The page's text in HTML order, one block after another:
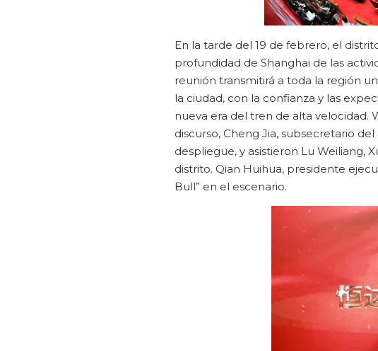
En la tarde del 19 de febrero, el
profundidad de Shanghai de las
reunión transmitirá a toda la región
la ciudad, con la confianza y las
nueva era del tren de alta velocidad.
discurso, Cheng Jia, subsecretario
despliegue, y asistieron Lu Weiliang,
distrito. Qian Huihua, presidente
Bull” en el escenario.